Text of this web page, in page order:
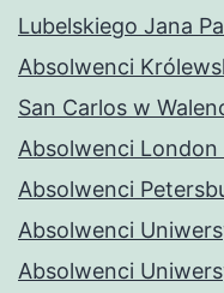
Lubelskiego Jana
Absolwenci
San Carlos w
Absolwenci
Absolwenci
Absolwenci
Absolwenci